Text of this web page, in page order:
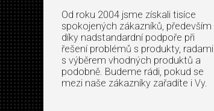
Od roku 2004 jsme získali tisíce
spokojených zákazníků, především
díky nadstandardní podpoře při
řešení problémů s produkty, radami
s výběrem vhodných produktů a
podobně. Budeme rádi, pokud se
mezi naše zákazníky zařadíte i Vy.